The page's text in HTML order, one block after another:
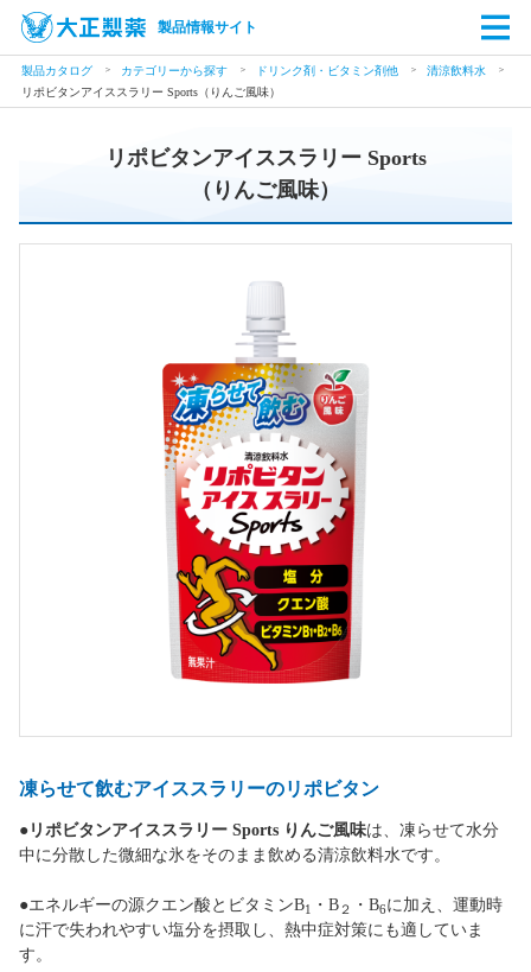
製品情報サイト
製品カタログ カテゴリーから探す ドリンク剤・ビタミン剤他
清涼飲料水
リポビタンアイススラリー Sports（りんご風味）
リポビタンアイススラリー Sports
（りんご風味）
凍らせて飲むアイススラリーのリポビタン
● リポビタンアイススラリー Sports りんご風味は、凍らせて水分
中に分散した微細な氷をそのまま飲める清涼飲料水です。
●エネルギーの源クエン酸とビタミンB1 ・B ２ ・B6に加え、運動時
に汗で失われやすい塩分を摂取し、熱中症対策にも適していま
す。